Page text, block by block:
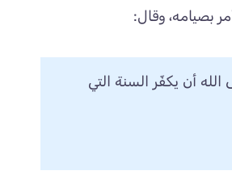
بصيامه، وقال:
أن يكفّر السنة التي